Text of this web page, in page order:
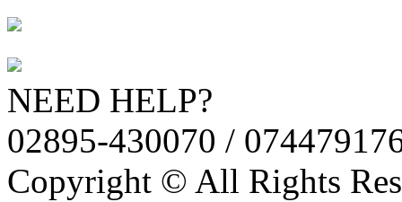
NEED HELP?
02895-430070 /
Copyright © All Rights